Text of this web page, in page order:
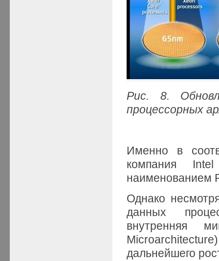
Рис. 8.
процессорных
Именно в
компания
наименованием
Однако
данных
внутренняя
дальнейшего